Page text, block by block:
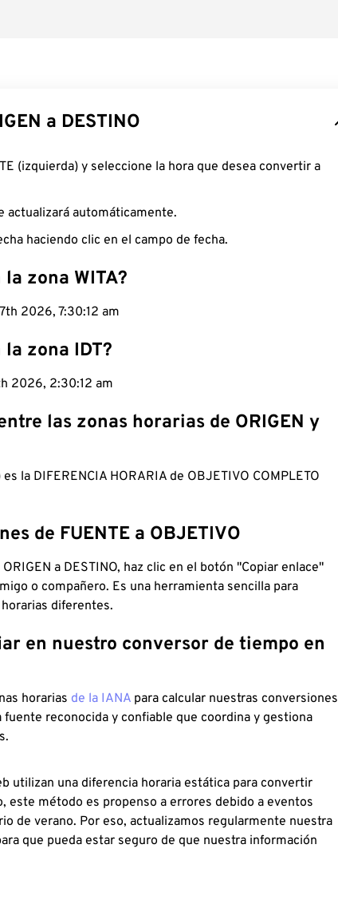
a DESTINO
(izquierda) y seleccione la hora que desea convertir a
actualizará automáticamente.
haciendo clic en el campo de fecha.
zona WITA?
2026, 7:30:13 am
zona IDT?
2026, 2:30:13 am
las zonas horarias de ORIGEN y
es la DIFERENCIA HORARIA de OBJETIVO COMPLETO
de FUENTE a OBJETIVO
a DESTINO, haz clic en el botón "Copiar enlace"
o compañero. Es una herramienta sencilla para
diferentes.
en nuestro conversor de tiempo en
horarias de la IANA para calcular nuestras conversiones
fuente reconocida y confiable que coordina y gestiona
utilizan una diferencia horaria estática para convertir
este método es propenso a errores debido a eventos
de verano. Por eso, actualizamos regularmente nuestra
que pueda estar seguro de que nuestra información